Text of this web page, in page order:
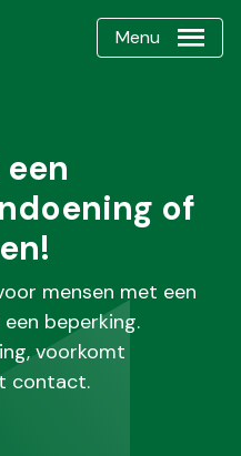
Menu
of
mensen met een
beperking.
voorkomt
contact.